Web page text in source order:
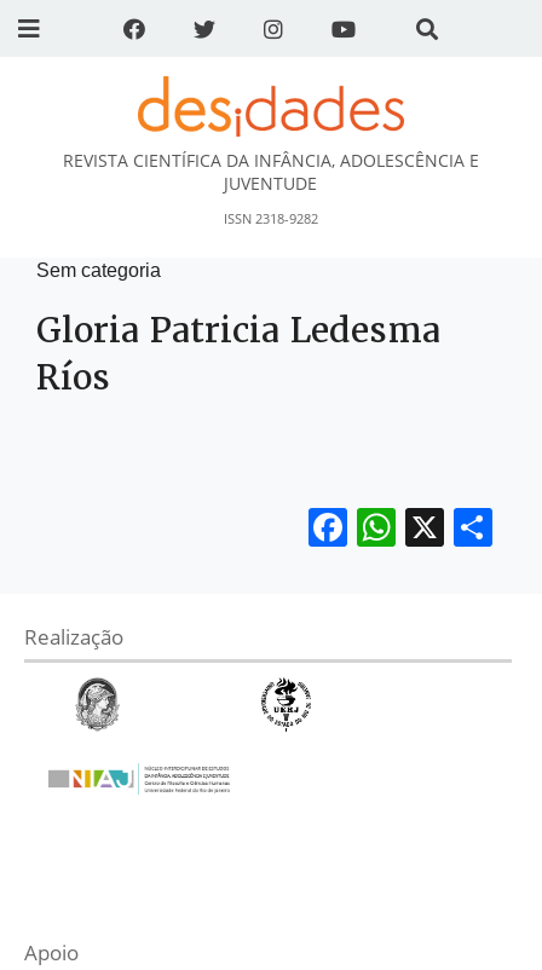
DESidades
REVISTA CIENTÍFICA DA INFÂNCIA, ADOLESCÊNCIA E
JUVENTUDE
ISSN 2318-9282
Sem categoria
Gloria Patricia Ledesma
Ríos
Facebook
X
Realização
Apoio